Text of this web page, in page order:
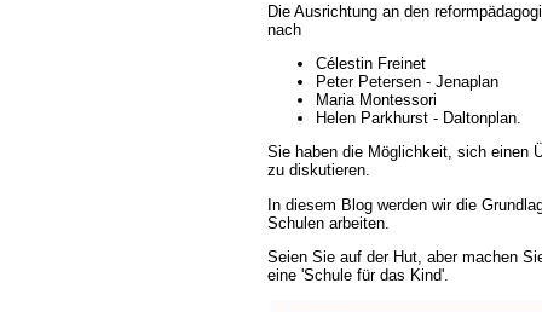
Die Ausrichtung an den
nach
Célestin Freinet
Peter Petersen - Jenaplan
Maria Montessori
Helen Parkhurst - Daltonplan.
Sie haben die Möglichkeit, sich einen
zu diskutieren.
In diesem Blog werden wir die
Schulen arbeiten.
Seien Sie auf der Hut, aber machen
eine 'Schule für das Kind'.